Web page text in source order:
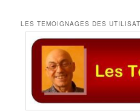
LES TEMOIGNAGES DES